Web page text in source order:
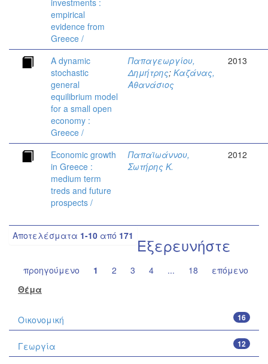
investments :
empirical
evidence from
Greece /
A dynamic
stochastic
general
equilibrium model
for a small open
economy :
Greece /
Παπαγεωργίου,
Δημήτρης; Καζάνας,
Αθανάσιος
2013
Economic growth
in Greece :
medium term
treds and future
prospects /
Παπαϊωάννου,
Σωτήρης Κ.
2012
Αποτελέσματα 1-10 από 171
προηγούμενο 1 2 3 4 ... 18 επόμενο
Εξερευνήστε
Θέμα
16
Οικονομική
12
Γεωργία